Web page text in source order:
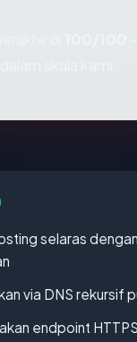
selaras
via DNS rekursif
endpoint